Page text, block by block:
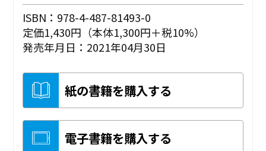
ISBN：978-4-487-81493-0
定価1,430円（本体1,300円＋税10%）
発売年月日：2021年04月30日
紙の書籍を購入する
電子書籍を購入する